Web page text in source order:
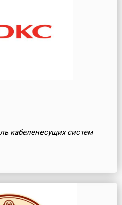
кабеленесущих систем